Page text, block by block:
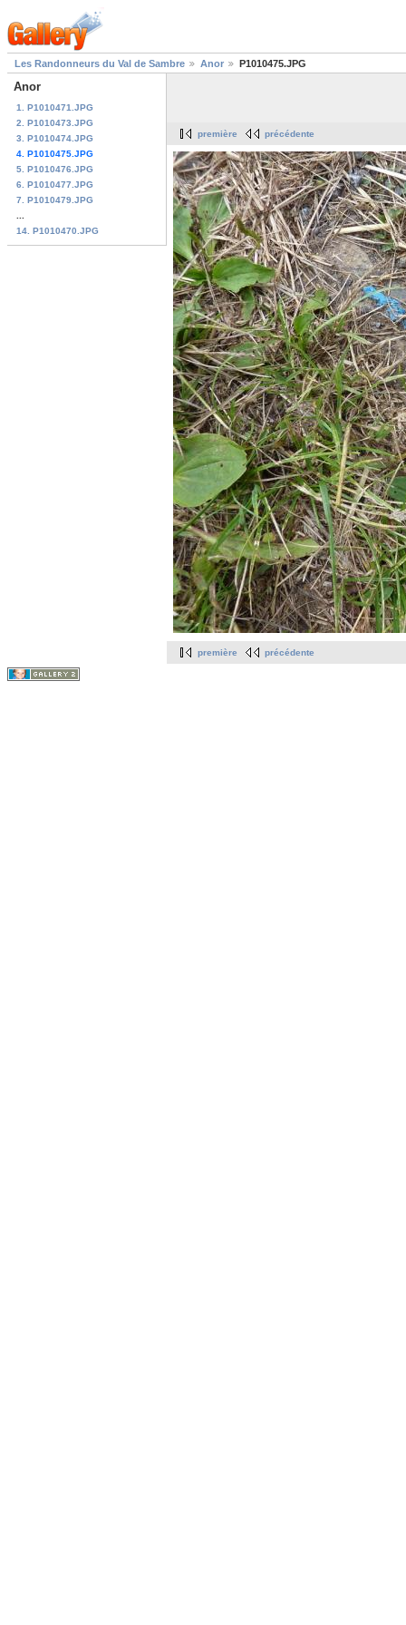
Les Randonneurs du Val de Sambre Anor P1010475.JPG
Anor
1. P1010471.JPG
2. P1010473.JPG
3. P1010474.JPG
4. P1010475.JPG
5. P1010476.JPG
6. P1010477.JPG
7. P1010479.JPG
14. P1010470.JPG
première précédente
première précédente